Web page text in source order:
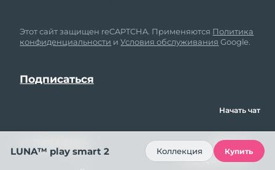
Этот сайт защищен reCAPTCHA. Применяются Политика
конфиденциальности иУсловия обслуживания Google.
МЫ В
СОЦСЕТЯХ
Начать чат
LUNA™ play smart 2 Коллекция Купить